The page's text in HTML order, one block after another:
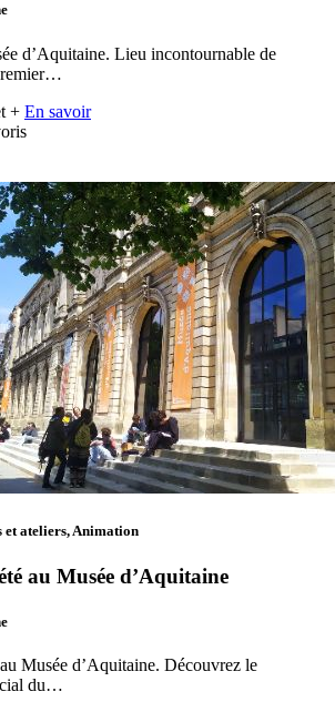
d’Aquitaine. Lieu incontournable de
+ En savoir
et ateliers, Animation
au Musée d’Aquitaine
au Musée d’Aquitaine. Découvrez le
du…